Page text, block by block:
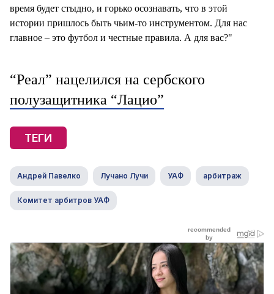
время будет стыдно, и горько осознавать, что в этой
истории пришлось быть чьим-то инструментом. Для нас
главное – это футбол и честные правила. А для вас?"
“Реал” нацелился на сербского
полузащитника “Лацио”
ТЕГИ
Андрей Павелко Лучано Лучи УАФ арбитраж
Комитет арбитров УАФ